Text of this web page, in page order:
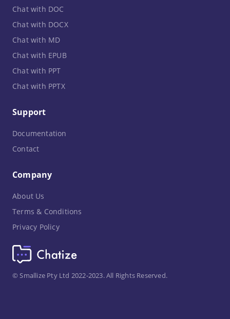
© Smallize Pty Ltd 2022-2023. All Rights Reserved.
Chat with DOC
Chat with DOCX
Chat with MD
Chat with EPUB
Chat with PPT
Chat with PPTX
Support
Documentation
Contact
Company
About Us
Terms & Conditions
Privacy Policy